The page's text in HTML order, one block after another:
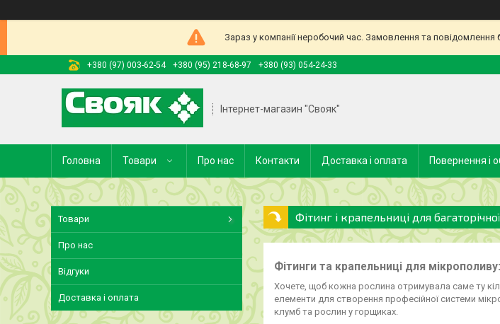
Зараз у компанії неробочий час. Замовлення та
+380 (97) 003-62-54 +380 (95) 218-68-97 +380 (93) 054-24-33
Інтернет-магазин "Свояк"
Головна Товари Про нас Контакти Доставка і оплата Повернення і
Фітинг і крапельниці для
Фітинги та крапельниці для
Хочете, щоб кожна рослина отримувала саме ту
елементи для створення професійної системи
клумб та рослин у горщиках.
Товари
Про нас
Відгуки
Доставка і оплата